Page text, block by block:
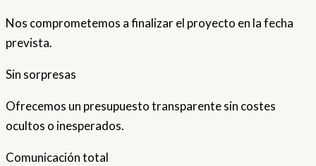
Nos comprometemos a finalizar el proyecto en la fecha
prevista.
Sin sorpresas
Ofrecemos un presupuesto transparente sin costes
ocultos o inesperados.
Comunicación total